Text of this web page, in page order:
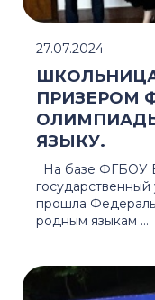
На базе ФГБОУ
прошла
родным языкам ...
ПРИЗЕРОМ
ЯЗЫКУ.
27.07.2024